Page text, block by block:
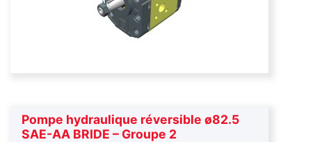
Pompe hydraulique réversible ø82.5
SAE-AA BRIDE – Groupe 2